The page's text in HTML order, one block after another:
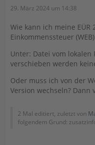
29. März 2024 um 14:38
Wie kann ich meine EÜR
Einkommenssteuer
Unter: Datei vom lokalen
verschieben werden
Oder muss ich von der
Version wechseln?
2 Mal editiert, zuletzt von
folgendem Grund: